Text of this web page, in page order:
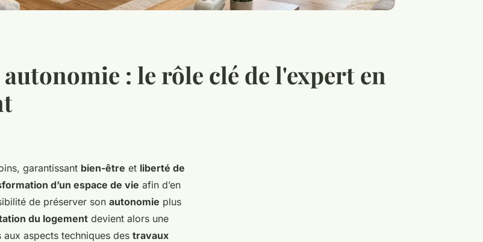
: le rôle clé de l'expert en
garantissant bien-être et liberté de
d’un espace de vie afin d’en
de préserver son autonomie plus
du logement devient alors une
aspects techniques des travaux